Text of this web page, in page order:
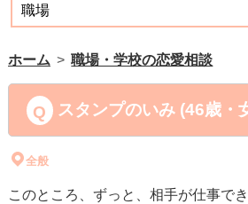
ホーム 職場・学校の恋愛相談
スタンプのいみ (46歳・
全般
このところ、ずっと、相手が仕事で